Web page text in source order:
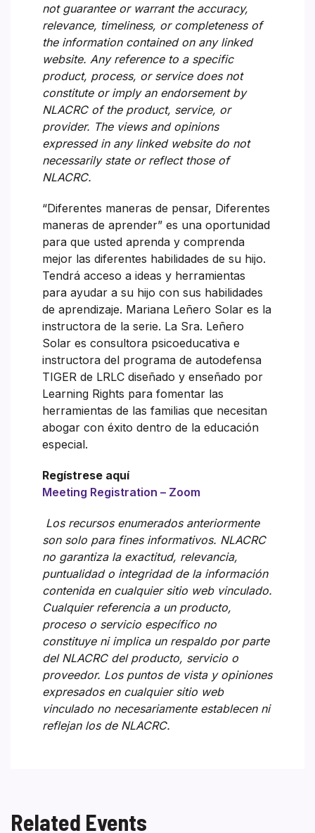
not guarantee or warrant the accuracy,
relevance, timeliness, or completeness of
the information contained on any linked
website. Any reference to a specific
product, process, or service does not
constitute or imply an endorsement by
NLACRC of the product, service, or
provider. The views and opinions
expressed in any linked website do not
necessarily state or reflect those of
NLACRC.
“Diferentes maneras de pensar, Diferentes
maneras de aprender” es una oportunidad
para que usted aprenda y comprenda
mejor las diferentes habilidades de su hijo.
Tendrá acceso a ideas y herramientas
para ayudar a su hijo con sus habilidades
de aprendizaje. Mariana Leñero Solar es la
instructora de la serie. La Sra. Leñero
Solar es consultora psicoeducativa e
instructora del programa de autodefensa
TIGER de LRLC diseñado y enseñado por
Learning Rights para fomentar las
herramientas de las familias que necesitan
abogar con éxito dentro de la educación
especial.
Regístrese aquí
Meeting Registration – Zoom
Los recursos enumerados anteriormente
son solo para fines informativos. NLACRC
no garantiza la exactitud, relevancia,
puntualidad o integridad de la información
contenida en cualquier sitio web vinculado.
Cualquier referencia a un producto,
proceso o servicio específico no
constituye ni implica un respaldo por parte
del NLACRC del producto, servicio o
proveedor. Los puntos de vista y opiniones
expresados en cualquier sitio web
vinculado no necesariamente establecen ni
reflejan los de NLACRC.
Related Events